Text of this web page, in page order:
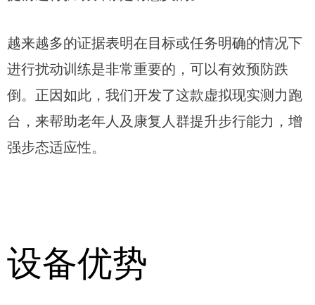
越来越多的证据表明在目标或任务明确的情况下
进行扰动训练是非常重要的，可以有效预防跌
倒。正因如此，我们开发了这款虚拟现实测力跑
台，来帮助老年人及康复人群提升步行能力，增
强步态适应性。
设备优势